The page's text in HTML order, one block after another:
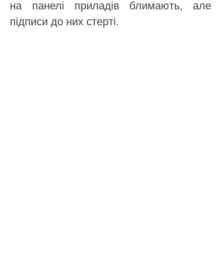
на панелі приладів блимають, але
підписи до них стерті.